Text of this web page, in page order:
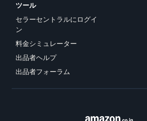
ツール
セラーセントラルにログイ
ン
料金シミュレーター
出品者ヘルプ
出品者フォーラム